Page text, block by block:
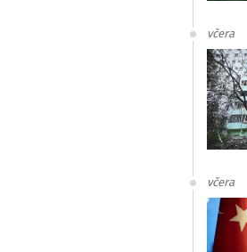
včera
včera